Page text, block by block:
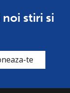
stiri si
te